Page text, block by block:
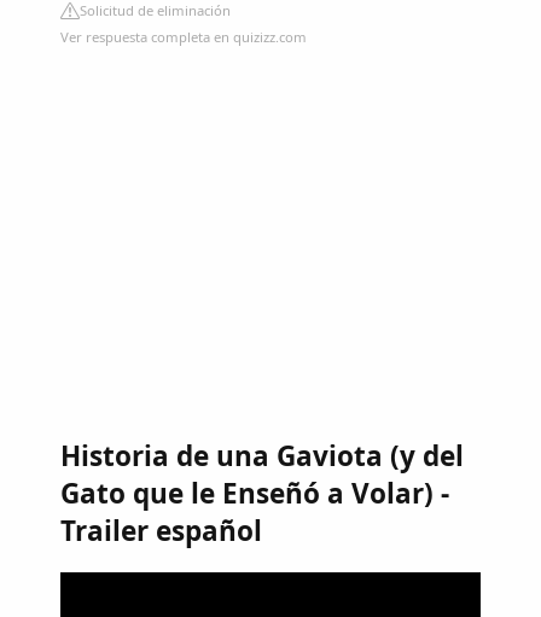
Solicitud de eliminación
Ver respuesta completa en quizizz.com
Historia de una Gaviota (y del
Gato que le Enseñó a Volar) -
Trailer español